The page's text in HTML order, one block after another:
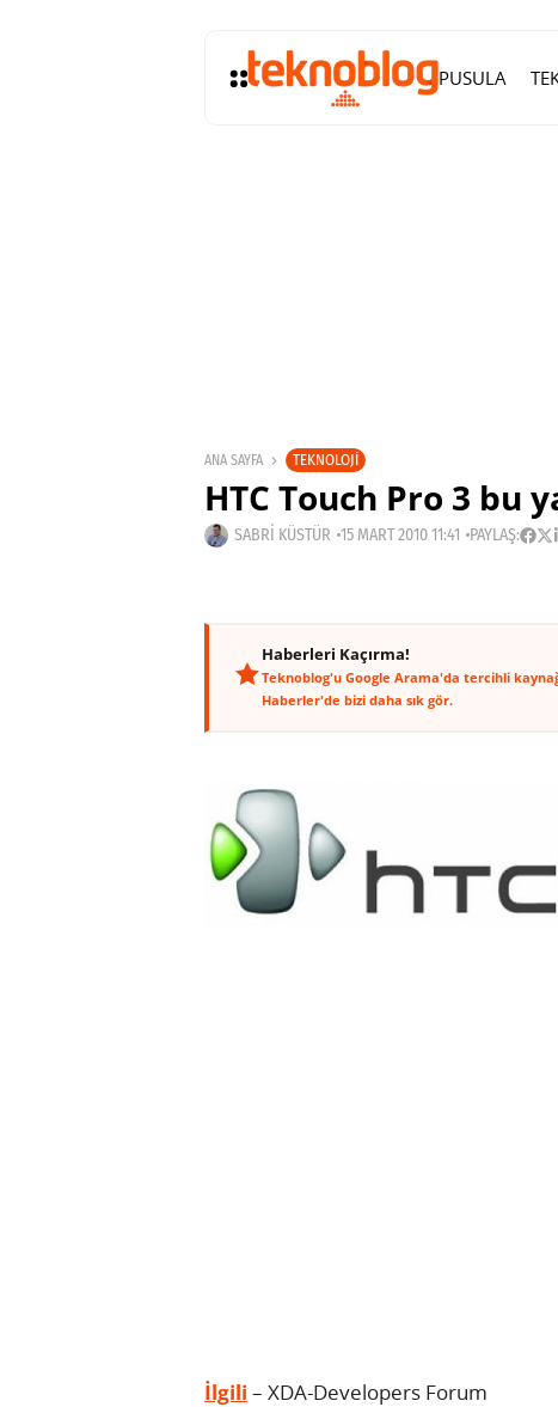
PUSULA
ANA SAYFA TEKNOLOJI
HTC Touch Pro 3 bu
SABRI KÜSTÜR 15 MART 2010 11:41 PAYLAŞ:
Haberleri Kaçırma!
Teknoblog'u Google Arama'da tercihli
Haberler'de bizi daha sık gör.
İlgili – XDA-Developers Forum